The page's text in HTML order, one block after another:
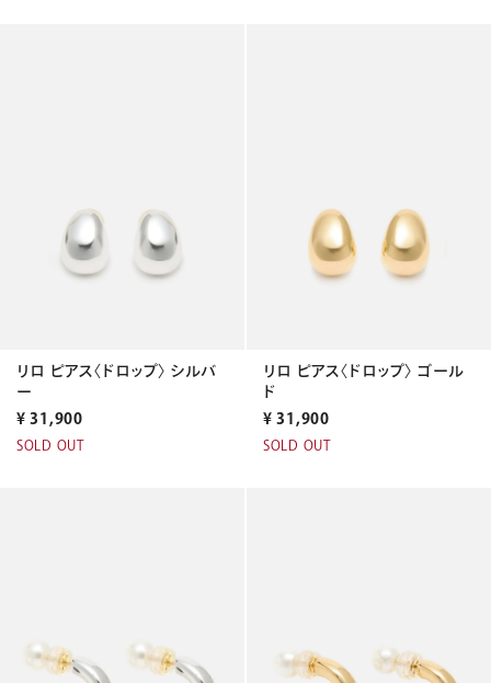
リロ ピアス〈ドロップ〉 シルバ
ー
¥ 31,900
SOLD OUT
リロ ピアス〈ドロップ〉 ゴール
ド
¥ 31,900
SOLD OUT